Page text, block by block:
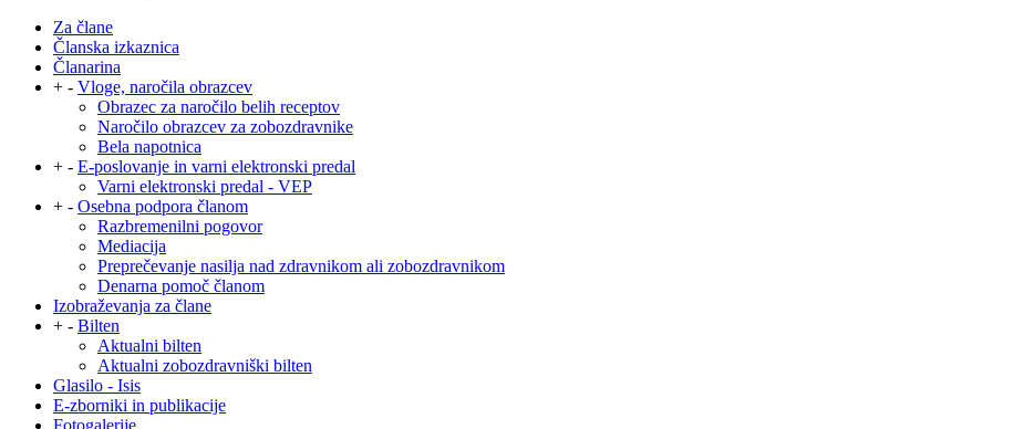
Za člane
Članska izkaznica
Članarina
+ - Vloge, naročila obrazcev
Obrazec za naročilo belih receptov
Naročilo obrazcev za zobozdravnike
Bela napotnica
+ - E-poslovanje in varni elektronski predal
Varni elektronski predal - VEP
+ - Osebna podpora članom
Razbremenilni pogovor
Mediacija
Preprečevanje nasilja nad zdravnikom ali zobozdravnikom
Denarna pomoč članom
Izobraževanja za člane
+ - Bilten
Aktualni bilten
Aktualni zobozdravniški bilten
Glasilo - Isis
E-zborniki in publikacije
Fotogalerije